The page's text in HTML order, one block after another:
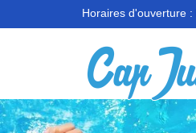
Horaires d'ouverture :